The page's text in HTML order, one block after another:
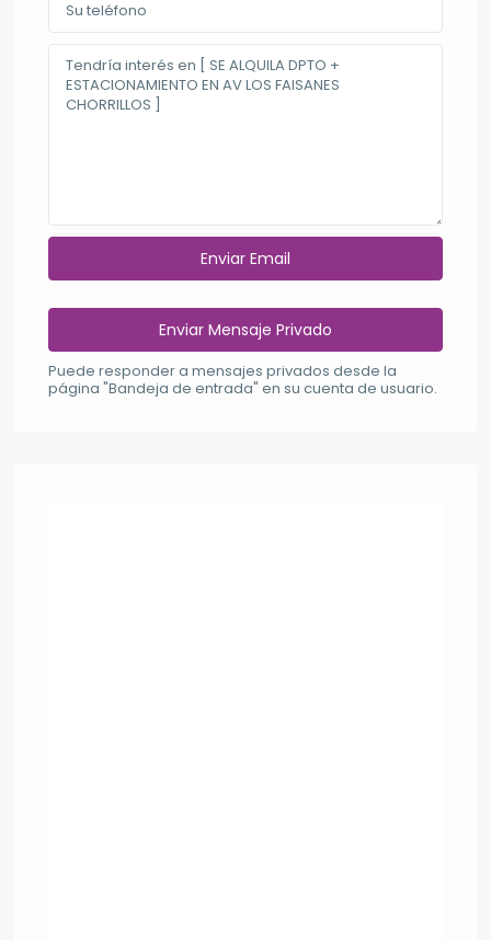
Puede responder a mensajes privados desde la
página "Bandeja de entrada" en su cuenta de usuario.